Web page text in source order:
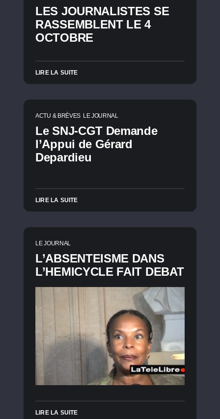
LES JOURNALISTES SE
RASSEMBLENT LE 4
OCTOBRE
LIRE LA SUITE
ACTU & BRÈVES LE JOURNAL
Le SNJ-CGT Demande
l’Appui de Gérard
Depardieu
LIRE LA SUITE
LE JOURNAL
L’ABSENTEISME DANS
L’HEMICYCLE FAIT DEBAT
LIRE LA SUITE